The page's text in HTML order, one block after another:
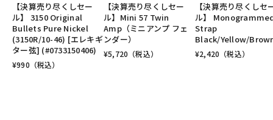
【決算売り尽くしセー
ル】 3150 Original
Bullets Pure Nickel
(3150R/10-46) [エレキギ
ター弦] (#0733150406)
¥990 （税込）
【決算売り尽くしセー
ル】Mini 57 Twin
Amp（ミニアンプ フェ
ンダー）
¥5,720 （税込）
【決算売り尽くしセ
ル】
Strap
Black/Yellow/
¥2,420 （税込）